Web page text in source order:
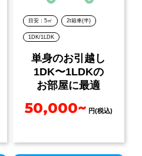
目安：5㎡ 2t箱車(半)
1DK/1LDK
単身のお引越し
1DK〜1LDKの
お部屋に最適
50,000~ 円(税込)